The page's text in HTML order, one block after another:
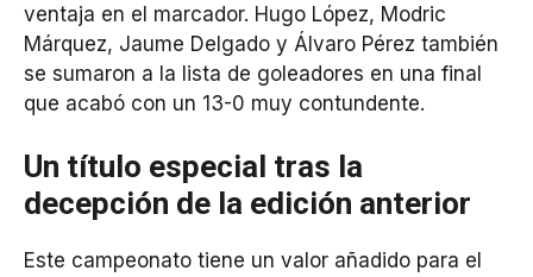
ventaja en el marcador. Hugo López, Modric
Márquez, Jaume Delgado y Álvaro Pérez también
se sumaron a la lista de goleadores en una final
que acabó con un 13-0 muy contundente.
Un título especial tras la
decepción de la edición anterior
Este campeonato tiene un valor añadido para el